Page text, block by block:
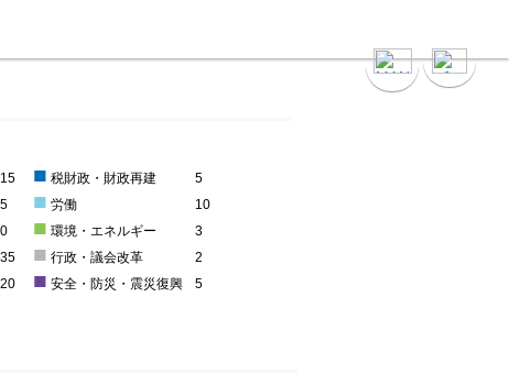
15 ■ 税財政・財政再建 5
5 ■ 労働 10
0 ■ 環境・エネルギー 3
35 ■ 行政・議会改革 2
20 ■ 安全・防災・震災復興 5